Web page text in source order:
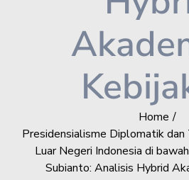
Home
Presidensialisme Diplomatik
Luar Negeri Indonesia di
Subianto: Analisis Hybrid